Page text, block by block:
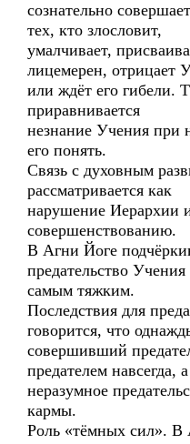
сознательно
тех, кто злословит,
умалчивает,
лицемерен, отрицает
или ждёт его гибели.
приравнивается
незнание Учения при
его понять.
Связь с духовным
рассматривается как
нарушение Иерархии
совершенствованию.
В Агни Йоге
предательство Учения
самым тяжким.
Последствия для
говорится, что
совершивший
предателем навсегда, а
неразумное
кармы.
Роль «тёмных сил». В